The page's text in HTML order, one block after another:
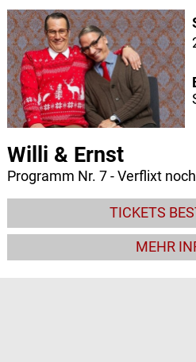
Willi & Ernst
Programm Nr. 7 - Verflixt
TICKETS
MEHR